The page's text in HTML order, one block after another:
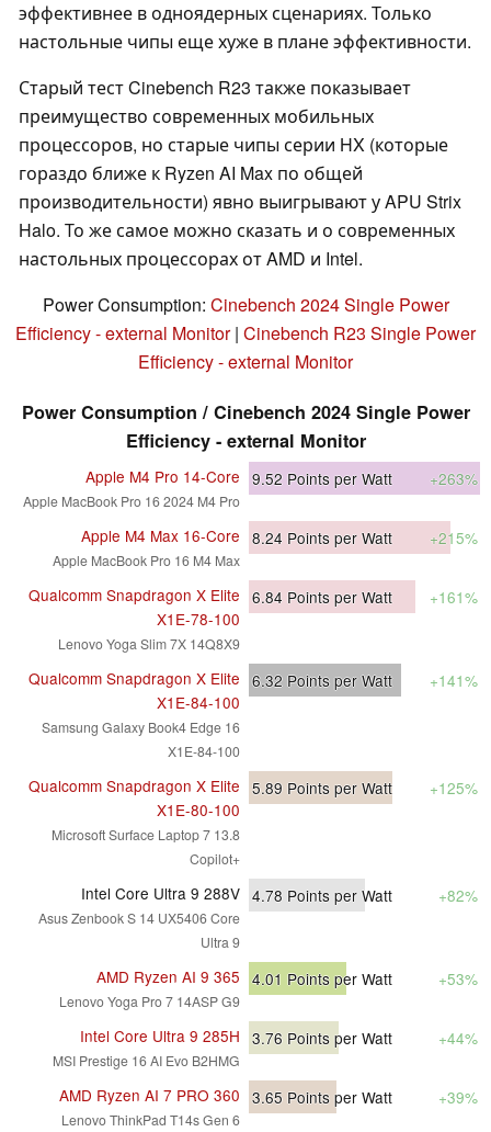
эффективнее в одноядерных сценариях. Только
настольные чипы еще хуже в плане эффективности.
Старый тест Cinebench R23 также показывает
преимущество современных мобильных
процессоров, но старые чипы серии HX (которые
гораздо ближе к Ryzen AI Max по общей
производительности) явно выигрывают у APU Strix
Halo. То же самое можно сказать и о современных
настольных процессорах от AMD и Intel.
Power Consumption: Cinebench 2024 Single Power
Efficiency - external Monitor| Cinebench R23 Single Power
Efficiency - external Monitor
Power Consumption / Cinebench 2024 Single Power
Efficiency - external Monitor
Apple M4 Pro 14-Core
Apple MacBook Pro 16 2024 M4 Pro
9.52 Points per Watt +263%
Apple M4 Max 16-Core
Apple MacBook Pro 16 M4 Max
8.24 Points per Watt +215%
Qualcomm Snapdragon X Elite
X1E-78-100
Lenovo Yoga Slim 7X 14Q8X9
6.84 Points per Watt +161%
Qualcomm Snapdragon X Elite
X1E-84-100
Samsung Galaxy Book4 Edge 16
X1E-84-100
6.32 Points per Watt +141%
Qualcomm Snapdragon X Elite
X1E-80-100
Microsoft Surface Laptop 7 13.8
Copilot+
5.89 Points per Watt +125%
Intel Core Ultra 9 288V
Asus Zenbook S 14 UX5406 Core
Ultra 9
4.78 Points per Watt +82%
AMD Ryzen AI 9 365
Lenovo Yoga Pro 7 14ASP G9
4.01 Points per Watt +53%
Intel Core Ultra 9 285H
MSI Prestige 16 AI Evo B2HMG
3.76 Points per Watt +44%
AMD Ryzen AI 7 PRO 360
Lenovo ThinkPad T14s Gen 6
3.65 Points per Watt +39%